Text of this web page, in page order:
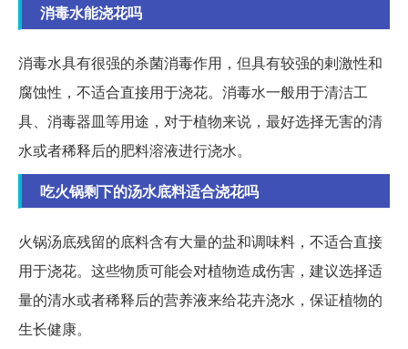
消毒水能浇花吗
消毒水具有很强的杀菌消毒作用，但具有较强的剌激性和
腐蚀性，不适合直接用于浇花。消毒水一般用于清洁工
具、消毒器皿等用途，对于植物来说，最好选择无害的清
水或者稀释后的肥料溶液进行浇水。
吃火锅剩下的汤水底料适合浇花吗
火锅汤底残留的底料含有大量的盐和调味料，不适合直接
用于浇花。这些物质可能会对植物造成伤害，建议选择适
量的清水或者稀释后的营养液来给花卉浇水，保证植物的
生长健康。